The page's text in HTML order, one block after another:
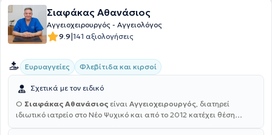
Σιαφάκας Αθανάσιος
Αγγειοχειρουργός - Αγγειολόγος
9.9|141 αξιολογήσεις
Ευρυαγγείες Φλεβίτιδα και κιρσοί
Σχετικά με τον ειδικό
Ο Σιαφάκας Αθανάσιος είναι Αγγειοχειρουργός, διατηρεί
ιδιωτικό ιατρείο στο Νέο Ψυχικό και από το 2012 κατέχει θέση